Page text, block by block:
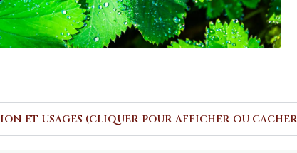
ET USAGES (CLIQUER POUR AFFICHER OU